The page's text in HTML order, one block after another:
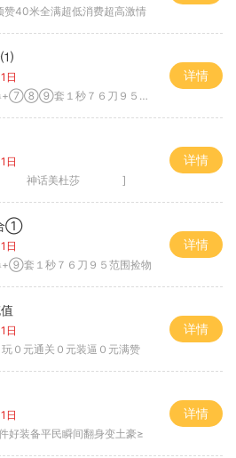
赞40米全满超低消费超高激情
⑴
日
套１秒７６刀９５范围捡
详情
日
话美杜莎 ]
详情
①
日
+⑨套１秒７６刀９５范围捡物
详情
日
玩０元通关０元装逼０元满赞
详情
日
好装备平民瞬间翻身变土豪≥
详情